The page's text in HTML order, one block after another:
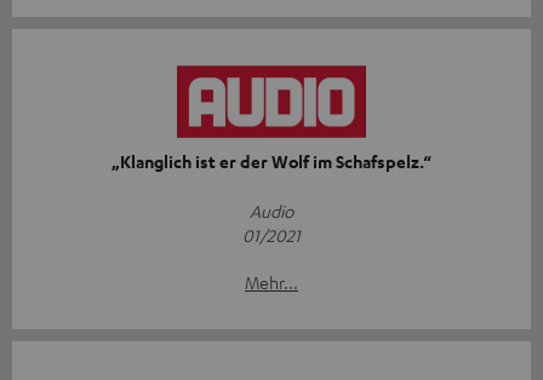
„Klanglich ist er der Wolf im Schafspelz.“
Audio
01/2021
Mehr...